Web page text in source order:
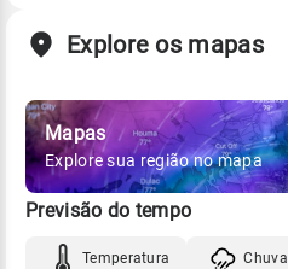
Explore os mapas
Mapas
Explore sua região no mapa
Previsão do tempo
Temperatura Chuva